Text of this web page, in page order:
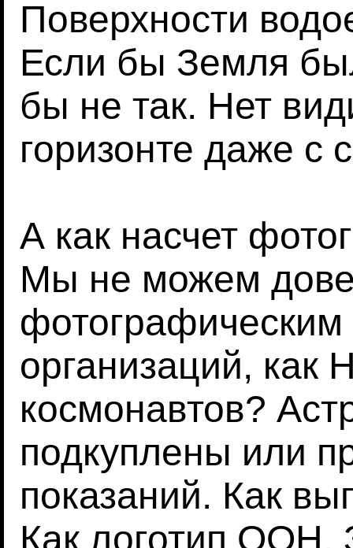
Поверхности
Если бы Земля
бы не так. Нет
горизонте даже с
А как насчет
Мы не можем
фотографическим
организаций, как
космонавтов?
подкуплены или
показаний. Как
Как логотип ООН,